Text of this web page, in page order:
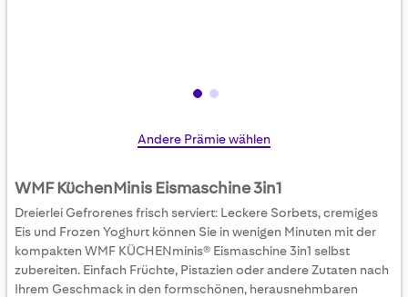
Skip
the
beginning
of
the
images
gallery
Andere Prämie wählen
WMF KüchenMinis Eismaschine 3in1
Dreierlei Gefrorenes frisch serviert: Leckere Sorbets, cremiges
Eis und Frozen Yoghurt können Sie in wenigen Minuten mit der
kompakten WMF KÜCHENminis® Eismaschine 3in1 selbst
zubereiten. Einfach Früchte, Pistazien oder andere Zutaten nach
Ihrem Geschmack in den formschönen, herausnehmbaren